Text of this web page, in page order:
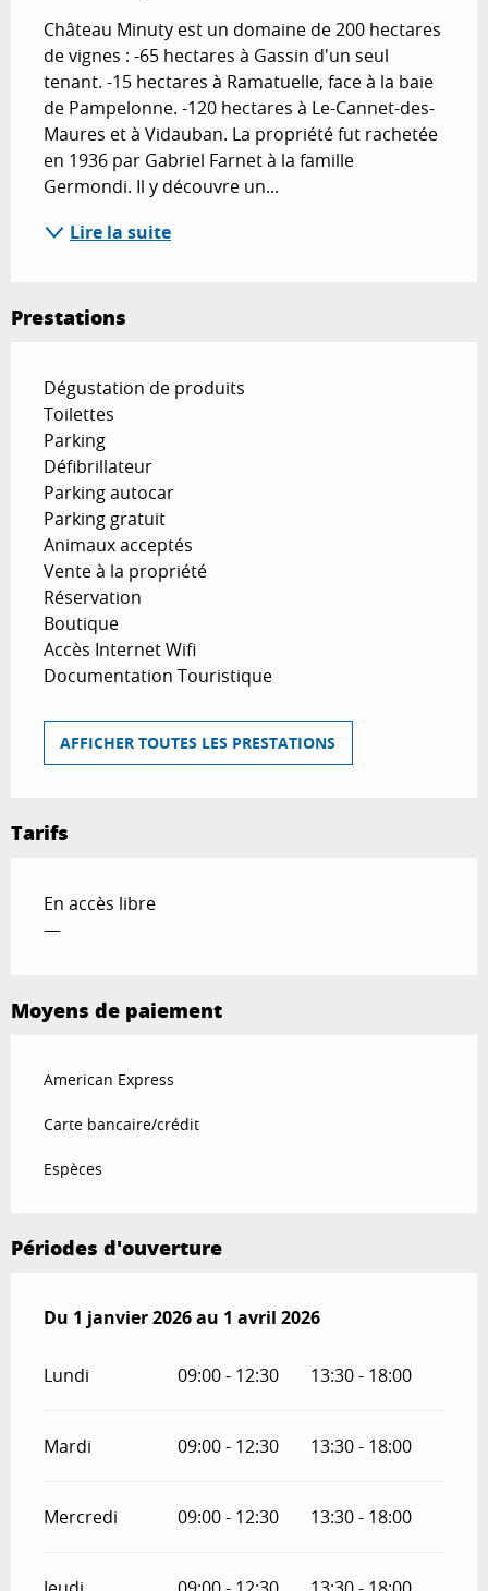
Château Minuty est un domaine de 200 hectares
de vignes : -65 hectares à Gassin d'un seul
tenant. -15 hectares à Ramatuelle, face à la baie
de Pampelonne. -120 hectares à Le-Cannet-des-
Maures et à Vidauban. La propriété fut rachetée
en 1936 par Gabriel Farnet à la famille
Germondi. Il y découvre un...
Lire la suite
Prestations
Dégustation de produits
Toilettes
Parking
Défibrillateur
Parking autocar
Parking gratuit
Animaux acceptés
Vente à la propriété
Réservation
Boutique
Accès Internet Wifi
Documentation Touristique
AFFICHER TOUTES LES PRESTATIONS
Tarifs
En accès libre
—
Moyens de paiement
American Express
Carte bancaire/crédit
Espèces
Périodes d'ouverture
Du 1 janvier 2026au 1 avril 2026
Du 1 janvier 2026au 1 avril 2026
Lundi 09:00 - 12:30 13:30 - 18:00
Mardi 09:00 - 12:30 13:30 - 18:00
Mercredi 09:00 - 12:30 13:30 - 18:00